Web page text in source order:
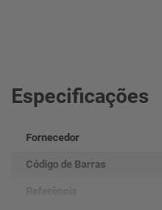
Especificações
Fornecedor
Código de Barras